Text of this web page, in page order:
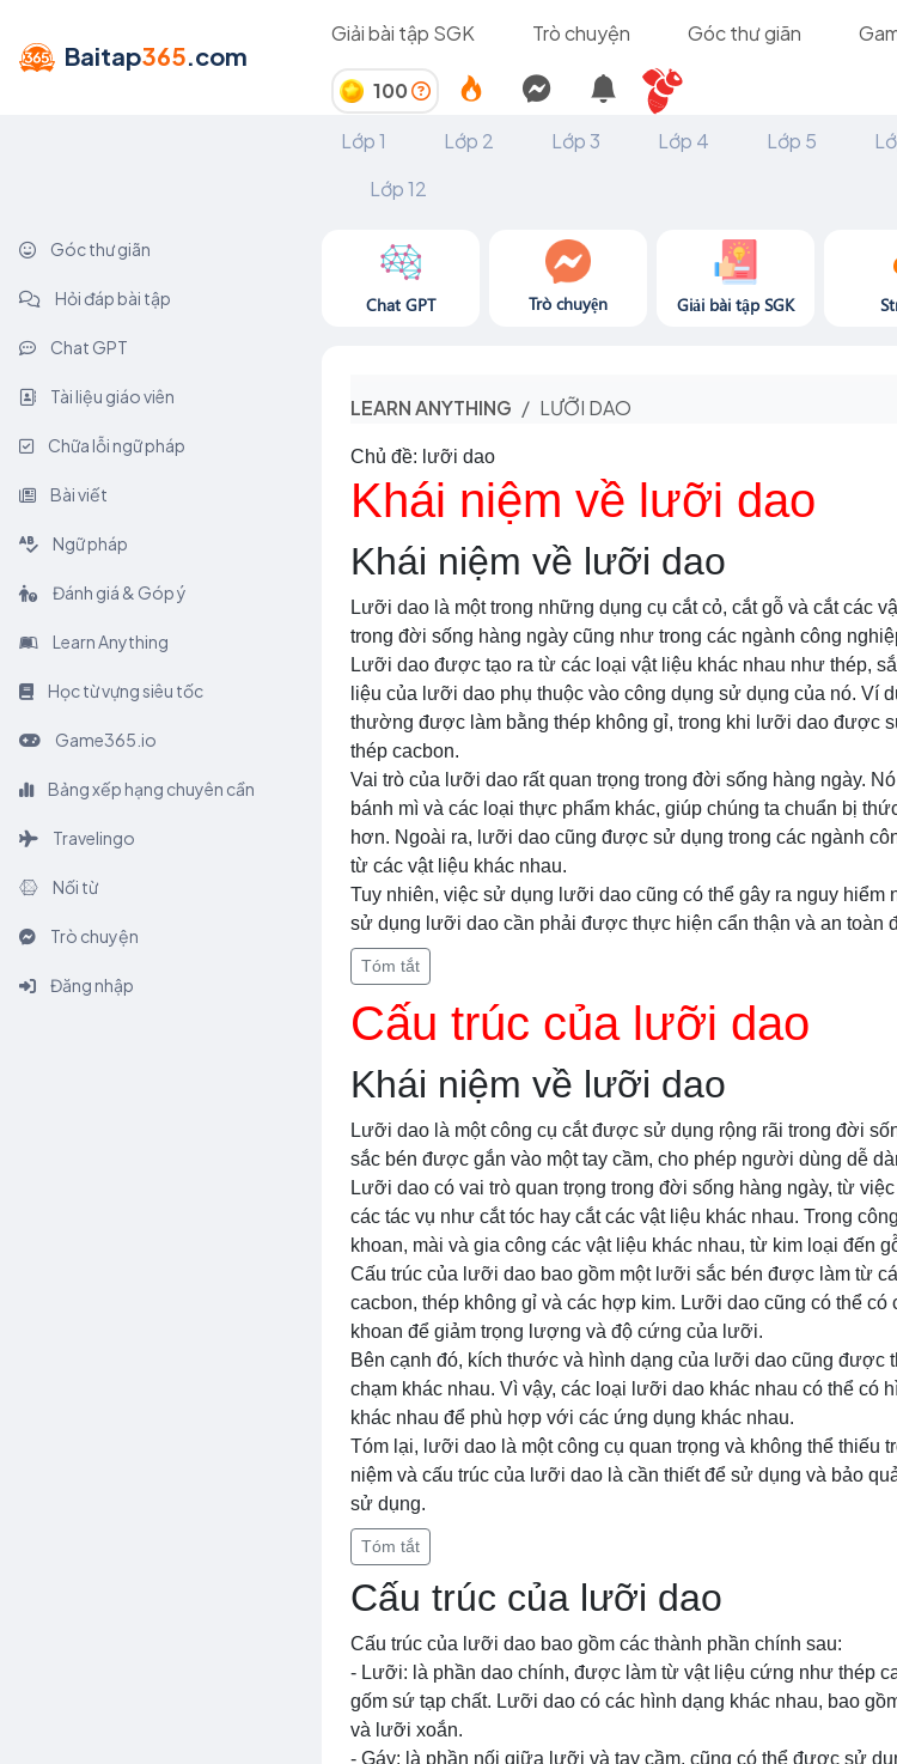
Baitap365.com
Giải bài tập SGK Trò chuyện Góc thư giãn
100
Lớp 1
Lớp 2 Lớp 3 Lớp 4 Lớp 5
Lớp 12
Góc thư giãn
Hỏi đáp bài tập
Chat GPT
Tài liệu giáo viên
Chữa lỗi ngữ pháp
Bài viết
Ngữ pháp
Đánh giá & Góp ý
Learn Anything
Học từ vựng siêu tốc
Game365.io
Bảng xếp hạng chuyên cần
Travelingo
Nối từ
Trò chuyện
Đăng nhập
Chat GPT Trò chuyện Giải bài tập SGK
LEARN ANYTHING LƯỠI DAO
Chủ đề: lưỡi dao
Khái niệm về lưỡi dao
Khái niệm về lưỡi dao
Lưỡi dao là một trong những dụng cụ cắt cỏ, cắt gỗ và cắt các
trong đời sống hàng ngày cũng như trong các ngành công
Lưỡi dao được tạo ra từ các loại vật liệu khác nhau như thép,
liệu của lưỡi dao phụ thuộc vào công dụng sử dụng của nó. Ví
thường được làm bằng thép không gỉ, trong khi lưỡi dao được
thép cacbon.
Vai trò của lưỡi dao rất quan trọng trong đời sống hàng ngày.
bánh mì và các loại thực phẩm khác, giúp chúng ta chuẩn bị
hơn. Ngoài ra, lưỡi dao cũng được sử dụng trong các ngành
từ các vật liệu khác nhau.
Tuy nhiên, việc sử dụng lưỡi dao cũng có thể gây ra nguy
sử dụng lưỡi dao cần phải được thực hiện cẩn thận và an toàn
Tóm tắt
Cấu trúc của lưỡi dao
Khái niệm về lưỡi dao
Lưỡi dao là một công cụ cắt được sử dụng rộng rãi trong đời
sắc bén được gắn vào một tay cầm, cho phép người dùng dễ
Lưỡi dao có vai trò quan trọng trong đời sống hàng ngày, từ
các tác vụ như cắt tóc hay cắt các vật liệu khác nhau. Trong
khoan, mài và gia công các vật liệu khác nhau, từ kim loại đến
Cấu trúc của lưỡi dao bao gồm một lưỡi sắc bén được làm từ
cacbon, thép không gỉ và các hợp kim. Lưỡi dao cũng có thể
khoan để giảm trọng lượng và độ cứng của lưỡi.
Bên cạnh đó, kích thước và hình dạng của lưỡi dao cũng được
chạm khác nhau. Vì vậy, các loại lưỡi dao khác nhau có thể có
khác nhau để phù hợp với các ứng dụng khác nhau.
Tóm lại, lưỡi dao là một công cụ quan trọng và không thể thiếu
niệm và cấu trúc của lưỡi dao là cần thiết để sử dụng và bảo
sử dụng.
Tóm tắt
Cấu trúc của lưỡi dao
Cấu trúc của lưỡi dao bao gồm các thành phần chính sau:
- Lưỡi: là phần dao chính, được làm từ vật liệu cứng như thép
gốm sứ tạp chất. Lưỡi dao có các hình dạng khác nhau, bao
và lưỡi xoắn.
- Gáy: là phần nối giữa lưỡi và tay cầm, cũng có thể được sử